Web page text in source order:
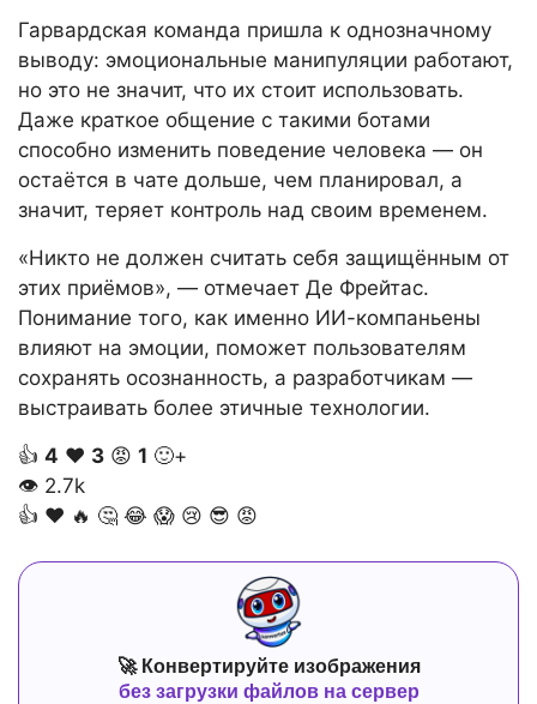
Гарвардская команда пришла к однозначному
выводу: эмоциональные манипуляции работают,
но это не значит, что их стоит использовать.
Даже краткое общение с такими ботами
способно изменить поведение человека — он
остаётся в чате дольше, чем планировал, а
значит, теряет контроль над своим временем.
«Никто не должен считать себя защищённым от
этих приёмов», — отмечает Де Фрейтас.
Понимание того, как именно ИИ-компаньены
влияют на эмоции, поможет пользователям
сохранять осознанность, а разработчикам —
выстраивать более этичные технологии.
👍 4 ❤️ 3 😡 1 🙂+
👁 2.7k
👍 ❤️ 🔥 🤔 😂 😱 😢 😎 😡
🚀 Конвертируйте изображения
без загрузки файлов на сервер